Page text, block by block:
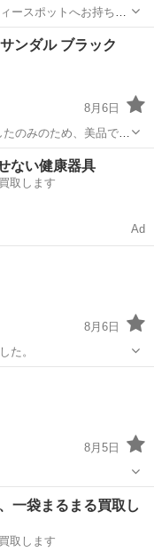
スポットへお持ち込
ー用品、こども用品、
どが無料でまとめて持
ンダル ブラック
8月6日
のみのため、美品で
ダルです。 定価:
ない健康器具
取します
Ad
8月6日
た。
8月5日
一袋まるまる買取し
取します